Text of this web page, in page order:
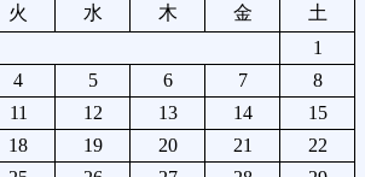
火 水 木 金
土
1
4 5 6 7
8
11 12 13 14
15
18 19 20 21
22